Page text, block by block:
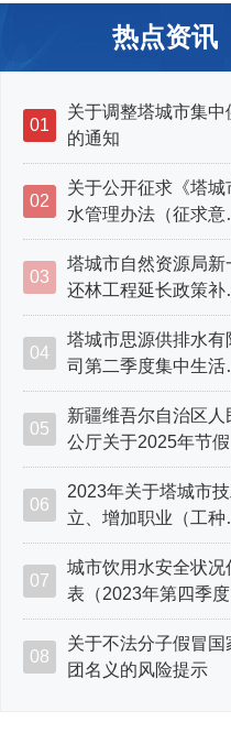
热点资讯
01
关于调整塔城市集中
的通知
02
关于公开征求《塔城
水管理办法（征求
03
塔城市自然资源局新
还林工程延长政策
04
塔城市思源供排水有
司第二季度集中生
05
新疆维吾尔自治区人
公厅关于2025年节
06
2023年关于塔城市
立、增加职业（工
07
城市饮用水安全状况
表（2023年第四季度
08
关于不法分子假冒国
团名义的风险提示